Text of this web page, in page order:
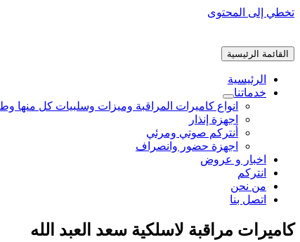
تخطي إلى المحتوى
القائمة الرئيسية
الرئيسية
خدماتنا
انواع كاميرات المراقبة وميزات وسلبيات كل منها
اجهزة إنذار
أنتركم صوتي ومرئي
اجهزة حضور وانصراف
اخبار و عروض
انتركم
من نحن
اتصل بنا
كاميرات مراقبة لاسلكية سعد العبد الله